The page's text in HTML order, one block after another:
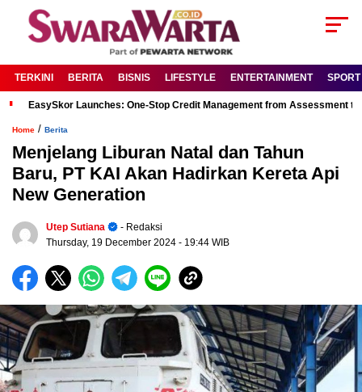
TERKINI BERITA BISNIS LIFESTYLE ENTERTAINMENT SPORT
EasySkor Launches: One-Stop Credit Management from Assessment
Home / Berita
Menjelang Liburan Natal dan Tahun
Baru, PT KAI Akan Hadirkan Kereta Api
New Generation
Utep Sutiana
- Redaksi
Thursday, 19 December 2024 - 19:44 WIB